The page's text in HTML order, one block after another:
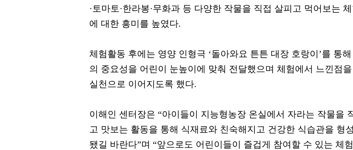
·토마토·한라봉·무화과 등 다양한 작물을 직접 살피고 먹어보는
에 대한 흥미를 높였다.
체험활동 후에는 영양 인형극 ‘돌아와요 튼튼 대장 호랑이’를 통
의 중요성을 어린이 눈높이에 맞춰 전달했으며 체험에서 느낀점
실천으로 이어지도록 했다.
이해인 센터장은 “아이들이 지능형농장 온실에서 자라는 작물을
고 맛보는 활동을 통해 식재료와 친숙해지고 건강한 식습관을 형
됐길 바란다”며 “앞으로도 어린이들이 즐겁게 참여할 수 있는 체